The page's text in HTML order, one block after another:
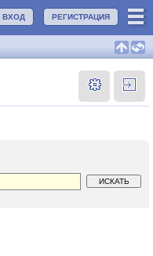
РЕГИСТРАЦИЯ
ВХОД